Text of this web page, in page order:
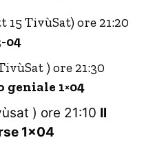
15 TivùSat) ore 21:20
04
) ore 21:30
1×04
) ore 21:10 Il
1×04